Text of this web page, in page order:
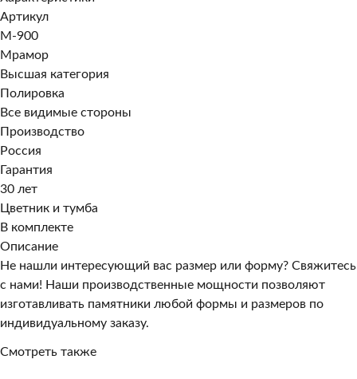
Артикул
M-900
Мрамор
Высшая категория
Полировка
Все видимые стороны
Производство
Россия
Гарантия
30 лет
Цветник и тумба
В комплекте
Описание
Не нашли интересующий вас размер или форму? Свяжитесь
с нами! Наши производственные мощности позволяют
изготавливать памятники любой формы и размеров по
индивидуальному заказу.
Смотреть также